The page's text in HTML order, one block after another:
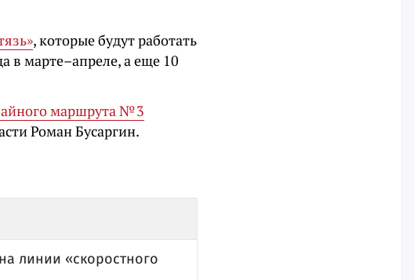
, которые будут работать
в марте–апреле, а еще 10
маршрута № 3
Роман Бусаргин.
линии «скоростного